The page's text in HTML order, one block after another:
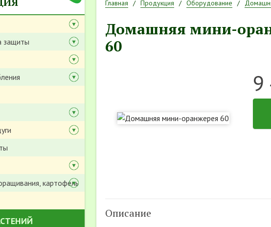
защиты
картофель
Главная Продукция Оборудование
Домашняя мини-
60
9
Описание